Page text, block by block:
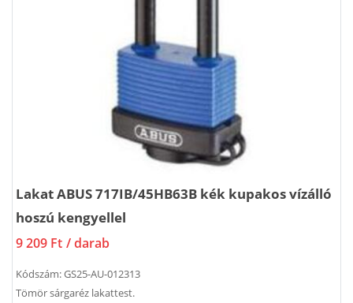
Lakat ABUS 717IB/45HB63B kék kupakos vízálló
hoszú kengyellel
9 209 Ft / darab
Kódszám:GS25-AU-012313
Tömör sárgaréz lakattest.